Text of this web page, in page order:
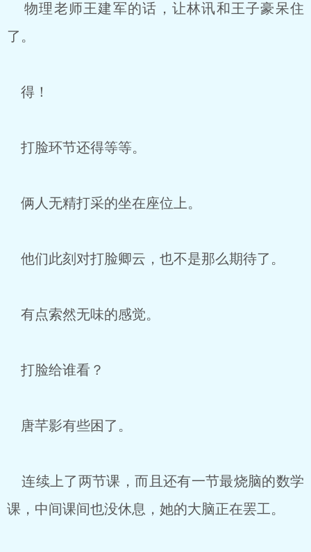
物理老师王建军的话，让林讯和王子豪呆住
了。
得！
打脸环节还得等等。
俩人无精打采的坐在座位上。
他们此刻对打脸卿云，也不是那么期待了。
有点索然无味的感觉。
打脸给谁看？
唐芊影有些困了。
连续上了两节课，而且还有一节最烧脑的数学
课，中间课间也没休息，她的大脑正在罢工。